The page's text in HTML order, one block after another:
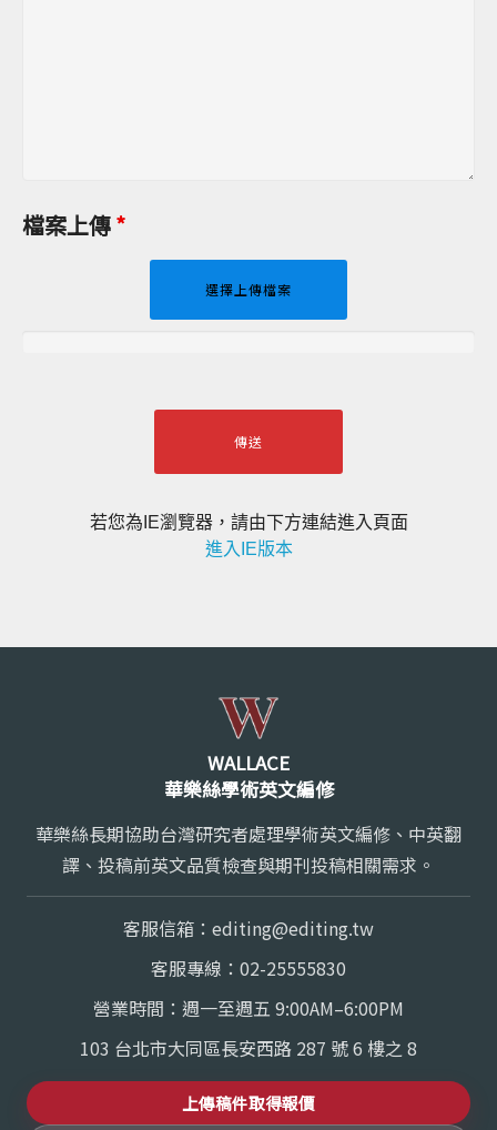
檔案上傳*
選擇上傳檔案
若您為IE瀏覽器，請由下方連結進入頁面
進入IE版本
WALLACE
華樂絲學術英文編修
華樂絲長期協助台灣研究者處理學術英文編修、中英翻
譯、投稿前英文品質檢查與期刊投稿相關需求。
客服信箱： editing@editing.tw
客服專線： 02-25555830
營業時間：週一至週五 9:00AM–6:00PM
103 台北市大同區長安西路 287 號 6 樓之 8
上傳稿件取得報價